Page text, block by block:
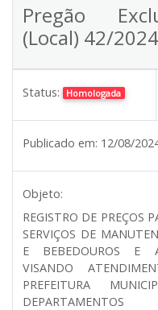
Pregão
(Local) 42/2024
Status: Homologada
Publicado em: 12/08/
Objeto:
REGISTRO DE PREÇOS
SERVIÇOS DE
E BEBEDOUROS E
VISANDO
PREFEITURA
DEPARTAMENTOS